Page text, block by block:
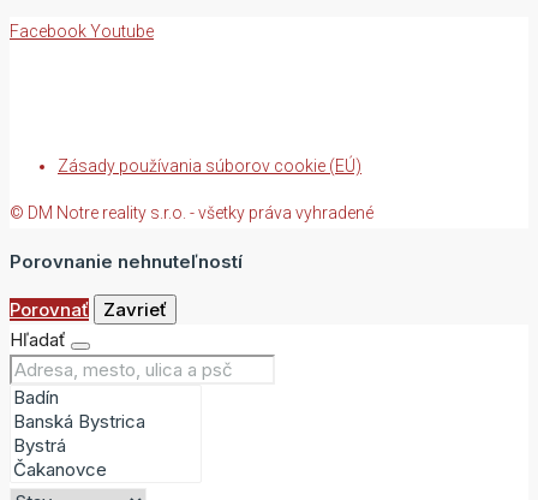
FacebookYoutube
Zásady používania súborov cookie (EÚ)
© DM Notre reality s.r.o. - všetky práva vyhradené
Porovnanie nehnuteľností
Porovnať
Zavrieť
Hľadať